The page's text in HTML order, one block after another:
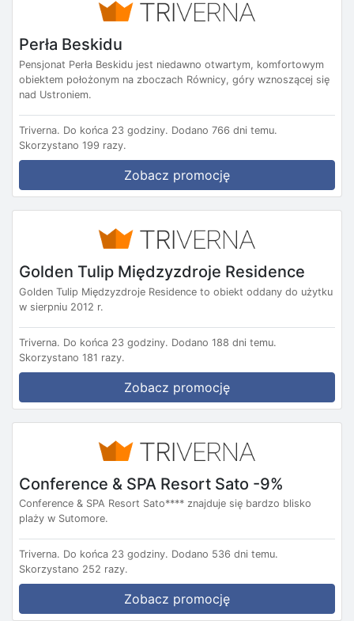
Perła Beskidu
Pensjonat Perła Beskidu jest niedawno otwartym, komfortowym
obiektem położonym na zboczach Równicy, góry wznoszącej się
nad Ustroniem.
Triverna. Do końca 23 godziny. Dodano 766 dni temu.
Skorzystano 199 razy.
Zobacz promocję
Golden Tulip Międzyzdroje Residence
Golden Tulip Międzyzdroje Residence to obiekt oddany do użytku
w sierpniu 2012 r.
Triverna. Do końca 23 godziny. Dodano 188 dni temu.
Skorzystano 181 razy.
Zobacz promocję
Conference & SPA Resort Sato -9%
Conference & SPA Resort Sato**** znajduje się bardzo blisko
plaży w Sutomore.
Triverna. Do końca 23 godziny. Dodano 536 dni temu.
Skorzystano 252 razy.
Zobacz promocję